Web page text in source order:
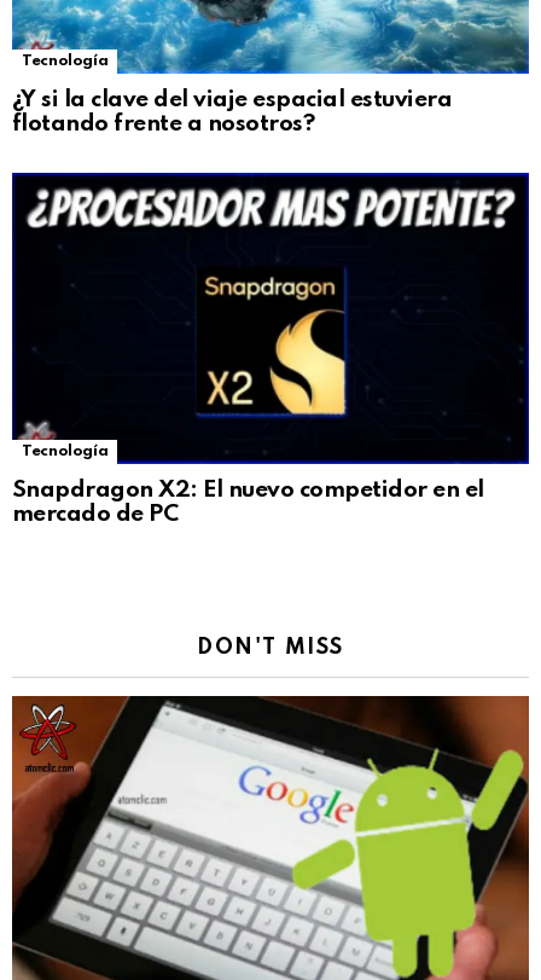
Tecnología
¿Y si la clave del viaje espacial estuviera
flotando frente a nosotros?
Tecnología
Snapdragon X2: El nuevo competidor en el
mercado de PC
DON'T MISS